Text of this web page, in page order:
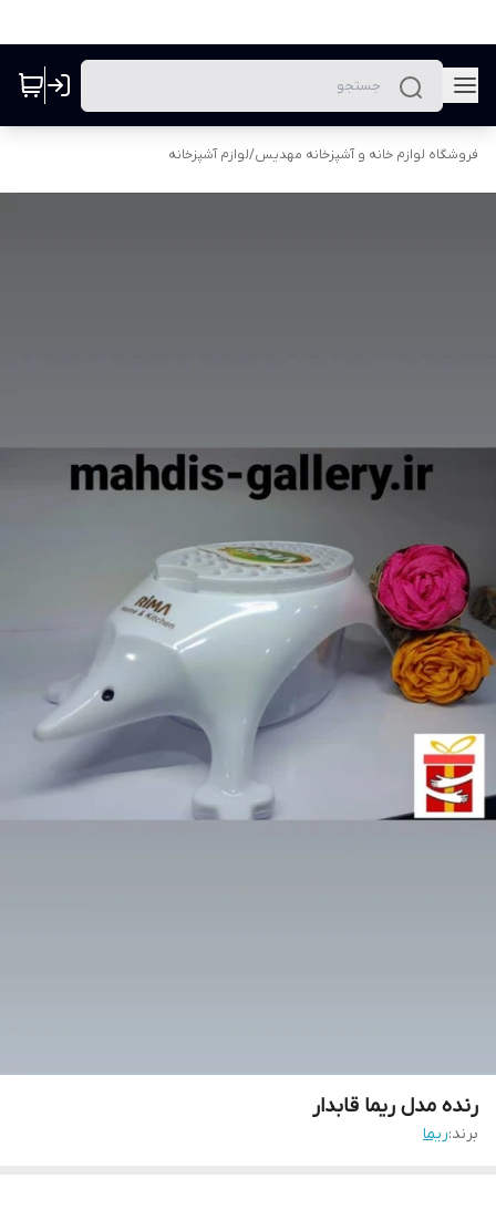
فروشگاه لوازم خانه و آشپزخانه مهدیس/لوازم آشپزخانه
رنده مدل ریما قابدار
برند:ریما